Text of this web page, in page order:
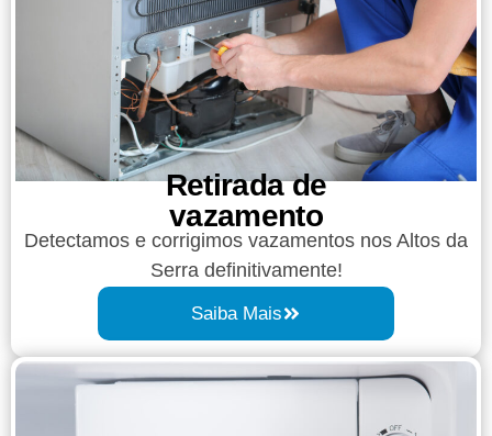
Retirada de
vazamento​​
Detectamos e corrigimos vazamentos nos Altos da
Serra definitivamente!
Saiba Mais